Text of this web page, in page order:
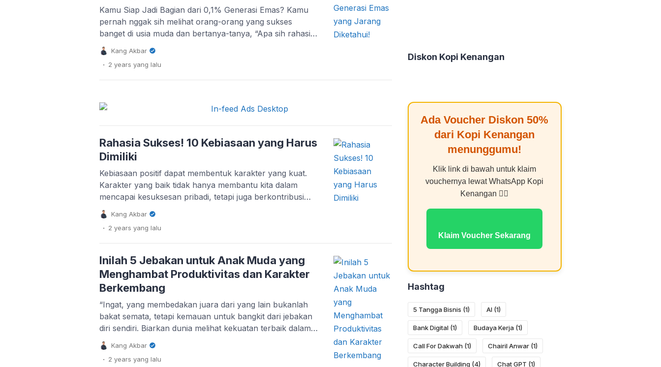
Kamu Siap Jadi Bagian dari 0,1% Generasi Emas? Kamu
pernah nggak sih melihat orang-orang yang sukses
banget di usia muda dan bertanya-tanya, “Apa sih rahasia
mereka? Kok bisa mereka jauh melesat dibanding yang
lain?” Well, ada satu fakta menarik yang mungkin belum
banyak orang sadari: hanya 0,1% orang yang benar-
benar mencapai level sukses luar biasa! […]
Kang Akbar
. 2 years yang lalu
Rahasia Sukses! 10 Kebiasaan yang Harus
Dimiliki
Kebiasaan positif dapat membentuk karakter yang kuat.
Karakter yang baik tidak hanya membantu kita dalam
mencapai kesuksesan pribadi, tetapi juga berkontribusi
pada kesuksesan profesional. Dalam artikel ini, kita akan
membahas 10 kebiasaan yang dapat membantu individu,
terutama Gen Z dan Millennial, untuk mencapai
kesuksesan dalam hidup mereka. 1. Menetapkan Tujuan
yang Jelas Menetapkan tujuan yang […]
Kang Akbar
. 2 years yang lalu
Inilah 5 Jebakan untuk Anak Muda yang
Menghambat Produktivitas dan Karakter
Berkembang
“Ingat, yang membedakan juara dari yang lain bukanlah
bakat semata, tetapi kemauan untuk bangkit dari jebakan
diri sendiri. Biarkan dunia melihat kekuatan terbaik dalam
dirimu!” @_kangakbar Di era yang semakin kompetitif ini,
tantangan bagi anak muda bukan lagi sekadar meraih
gelar atau posisi tertentu. Tantangan yang lebih besar
Kang Akbar
. 2 years yang lalu
Diskon Kopi Kenangan
Ada Voucher Diskon50%
dari Kopi Kenangan
menunggumu!
Klik link di bawah untuk klaim
vouchernya lewat WhatsApp Kopi
Kenangan 👇🏻
Klaim Voucher Sekarang
Hashtag
5 Tangga Bisnis (1) AI(1)
Bank Digital(1) Budaya Kerja(1)
Call For Dakwah(1) Chairil Anwar(1)
Character Building(4) Chat GPT (1)